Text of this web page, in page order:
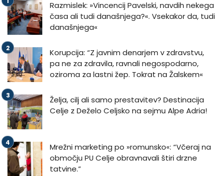
Razmislek: »Vincencij Pavelski, navdih nekega
časa ali tudi današnjega?«. Vsekakor da, tudi
današnjega«
Korupcija: “Z javnim denarjem v zdravstvu,
pa ne za zdravila, ravnali negospodarno,
oziroma za lastni žep. Tokrat na Žalskem«
Želja, cilj ali samo prestavitev? Destinacija
Celje z Deželo Celjsko na sejmu Alpe Adria!
Mrežni marketing po »romunsko«: “Včeraj na
območju PU Celje obravnavali štiri drzne
tatvine.”